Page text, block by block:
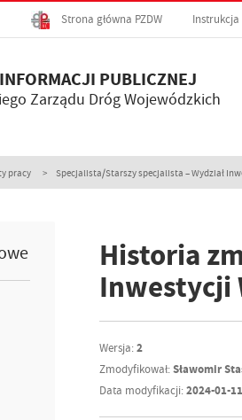
Strona główna PZDW Instrukcja
PUBLICZNEJ
Zarządu Dróg Wojewódzkich
pracy Specjalista/Starszy specjalista – Wydział
Historia
Inwestycji
Wersja:2
Zmodyfikował:Sławomir
Data modyfikacji:2024-01-